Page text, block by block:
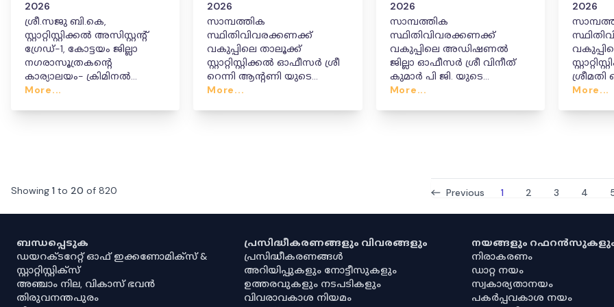
2026
ശ്രീ.സജു ബി.കെ,
സ്റ്റാറ്റിസ്റ്റിക്കൽ അസിസ്റ്റന്റ്
ഗ്രേഡ്-1, കോട്ടയം ജില്ലാ
നഗരാസൂത്രകന്റെ
കാര്യാലയം- ക്രിമിനൽ
ചാർജ്ജ് സർവ്വീസിൽ നിന്നും
More...
2026
സാമ്പത്തിക
സ്ഥിതിവിവരക്കണക്ക്
വകുപ്പിലെ താലൂക്ക്
സ്റ്റാറ്റിസ്റ്റിക്കൽ ഓഫീസർ ശ്രീ
റെന്നി ആൻ്റണി യുടെ
പ്രൊബേഷൻ
More...
2026
സാമ്പത്തിക
സ്ഥിതിവിവരക്കണക്ക്
വകുപ്പിലെ അഡിഷണൽ
ജില്ലാ ഓഫീസർ ശ്രീ വിനീത്
കുമാർ പി ജി. യുടെ
പ്രൊബേഷൻ
More...
2026
ശ്രീമതി
More...
Showing 1 to 20 of 820 Previous 1 2 3 4
ബന്ധപ്പെടുക
ഡയറക്ടറേറ്റ് ഓഫ് ഇക്കണോമിക്സ് &
സ്റ്റാറ്റിസ്റ്റിക്സ്
അഞ്ചാം നില, വികാസ് ഭവൻ
തിരുവനന്തപുരം
പ്രസിദ്ധീകരണങ്ങളും വിവരങ്ങളും
പ്രസിദ്ധീകരണങ്ങൾ
അറിയിപ്പുകളും നോട്ടീസുകളും
ഉത്തരവുകളും നടപടികളും
വിവരാവകാശ നിയമം
നയങ്ങളും
നിരാകരണം
ഡാറ്റ നയം
സ്വകാര്യതാനയം
പകർപ്പവകാശ നയം